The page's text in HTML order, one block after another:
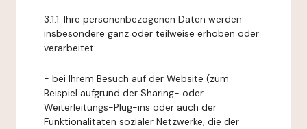
3.1.1. Ihre personenbezogenen Daten werden
insbesondere ganz oder teilweise erhoben oder
verarbeitet:
- bei Ihrem Besuch auf der Website (zum
Beispiel aufgrund der Sharing- oder
Weiterleitungs-Plug-ins oder auch der
Funktionalitäten sozialer Netzwerke, die der